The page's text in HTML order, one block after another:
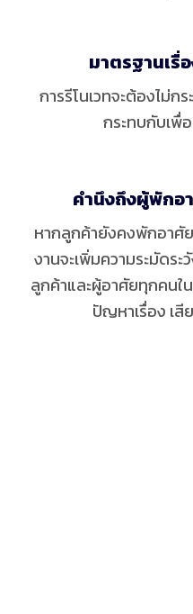
มาตรฐานเรื่
การรีโนเวทจะต้องไม่
กระทบกับเพื่
คำนึงถึงผู้พักอ
หากลูกค้ายังคงพักอาศั
งานจะเพิ่มความระมัดร
ลูกค้าและผู้อาศัยทุกคนใ
ปัญหาเรื่อง เสี